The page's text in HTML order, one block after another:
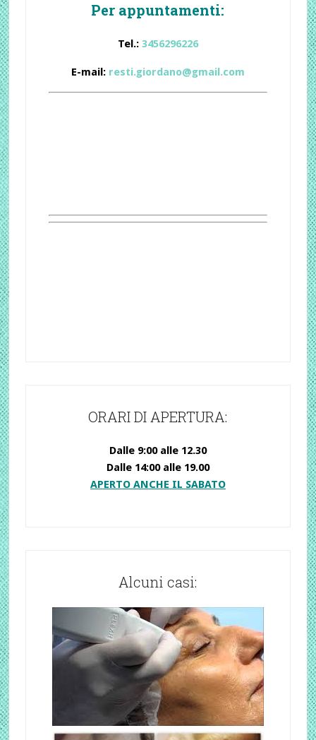
Per appuntamenti:
Tel.: 3456296226
E-mail: resti.giordano@gmail.com
ORARI DI APERTURA:
Dalle 9:00 alle 12.30
Dalle 14:00 alle 19.00
APERTO ANCHE IL SABATO
Alcuni casi: